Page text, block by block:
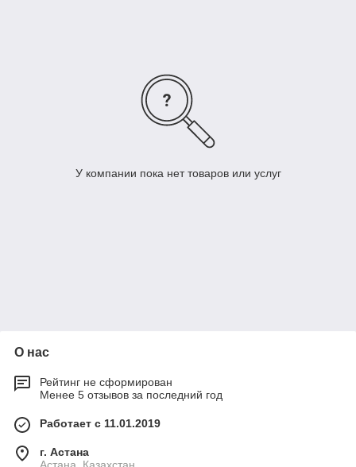
У компании пока нет товаров или услуг
О нас
Рейтинг не сформирован
Менее 5 отзывов за последний год
Работает с 11.01.2019
г. Астана